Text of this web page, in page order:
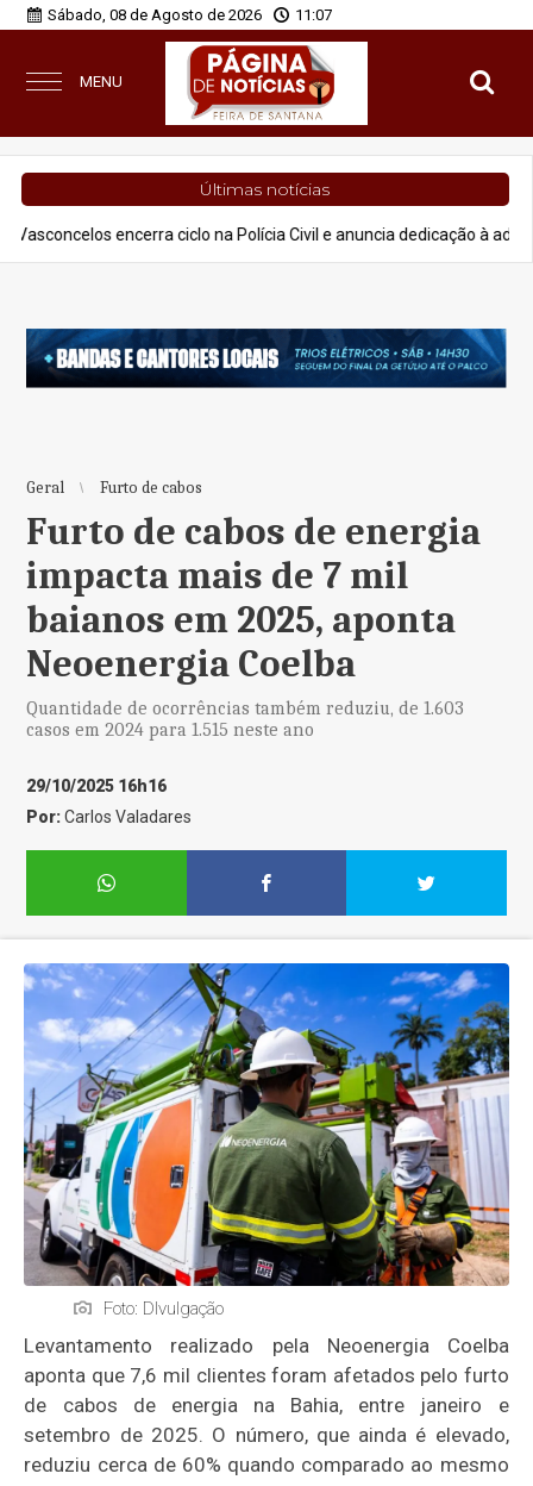
Sábado, 08 de Agosto de 2026 11:07
MENU
Últimas notícias
ciclo na Polícia Civil e anuncia dedicação à advocacia e
Geral Furto de cabos
Furto de cabos de energia
impacta mais de 7 mil
baianos em 2025, aponta
Neoenergia Coelba
Quantidade de ocorrências também reduziu, de 1.603
casos em 2024 para 1.515 neste ano
29/10/2025 16h16
Por:Carlos Valadares
Foto: DIvulgação
Levantamento realizado pela Neoenergia Coelba
aponta que 7,6 mil clientes foram afetados pelo furto
de cabos de energia na Bahia, entre janeiro e
setembro de 2025. O número, que ainda é elevado,
reduziu cerca de 60% quando comparado ao mesmo